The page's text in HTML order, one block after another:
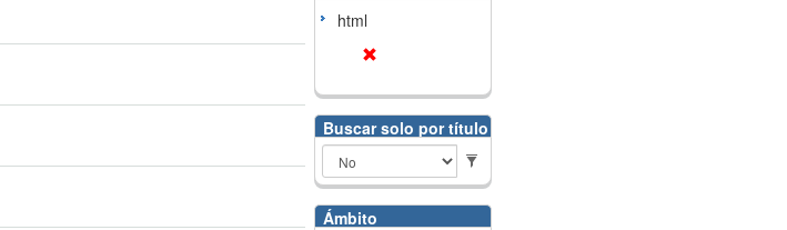
html
Buscar solo por título
Ámbito